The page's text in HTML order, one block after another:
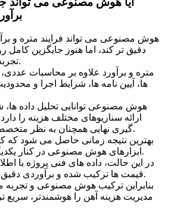
هوش مصنوعی می تواند فرایند متره و
دقیق تر کند، اما هنوز جایگزین
تجربه مهندسی نیست.
متره و برآورد علاوه بر محاسبات
ها، آیین نامه ها، شرایط اجرا و
هوش مصنوعی توانایی تحلیل داده ها،
ارائه سناریوهای مختلف هزینه را
گیری نهایی همچنان به نظر متخصصان وابسته است.
بهترین نتیجه زمانی حاصل می شود که
ابزارهای هوش مصنوعی در کنار یکدیگر استفاده شوند.
در این حالت، داده های فنی پروژه با
قیمت ها ترکیب شده و برآوردی دقیق تر ارائه می شود.
بنابراین ترکیب هوش مصنوعی و تجربه
مدیریت هزینه آهن را هوشمندتر، سریع